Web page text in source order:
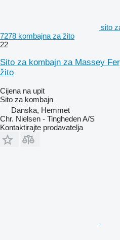
sito
7278 kombajna za žito
22
Sito za kombajn za Massey
žito
Cijena na upit
Sito za kombajn
Danska, Hemmet
Chr. Nielsen - Tingheden A/S
Kontaktirajte prodavatelja